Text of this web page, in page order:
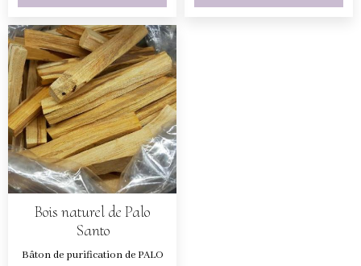
Bois naturel de Palo
Santo
Bâton de purification de PALO